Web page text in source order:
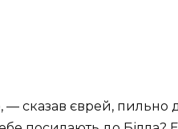
сказав єврей, пильно